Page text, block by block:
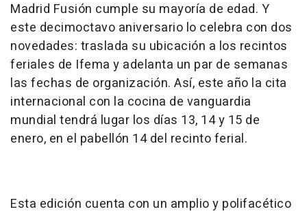
Madrid Fusión cumple su mayoría de edad. Y
este decimoctavo aniversario lo celebra con dos
novedades: traslada su ubicación a los recintos
feriales de Ifema y adelanta un par de semanas
las fechas de organización. Así, este año la cita
internacional con la cocina de vanguardia
mundial tendrá lugar los días 13, 14 y 15 de
enero, en el pabellón 14 del recinto ferial.
Esta edición cuenta con un amplio y polifacético